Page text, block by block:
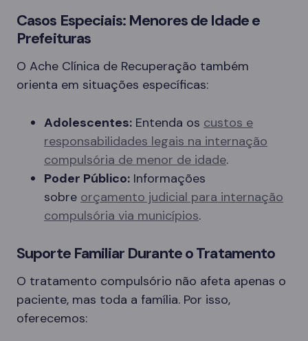
Casos Especiais: Menores de Idade e
Prefeituras
O Ache Clínica de Recuperação também
orienta em situações específicas:
Adolescentes: Entenda os custos e
responsabilidades legais na internação
compulsória de menor de idade.
Poder Público: Informações
sobre orçamento judicial para internação
compulsória via municípios.
Suporte Familiar Durante o Tratamento
O tratamento compulsório não afeta apenas o
paciente, mas toda a família. Por isso,
oferecemos: